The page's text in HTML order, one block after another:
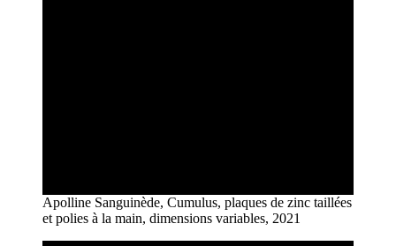
Apolline Sanguinède, Cumulus, plaques de zinc taillées
et polies à la main, dimensions variables, 2021